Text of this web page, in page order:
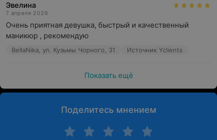
Эвелина
7 апреля 2026
Очень приятная девушка, быстрый и качественный
маникюр , рекомендую
BellaNika, ул. Кузьмы Чорного, 31 Источник Yclients
Показать ещё
Поделитесь мнением